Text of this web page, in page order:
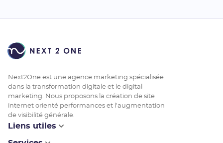
Next2One est une agence marketing spécialisée
dans la transformation digitale et le digital
marketing. Nous proposons la création de site
internet orienté performances et l'augmentation
de visibilité générale.
Liens utiles